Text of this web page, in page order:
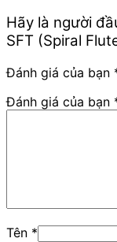
Hãy là người
SFT (Spiral
Đánh giá của bạn
Đánh giá của bạn
Tên *